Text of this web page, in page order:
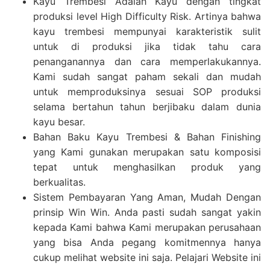
produksi level High Difficulty Risk. Artinya bahwa
kayu trembesi mempunyai karakteristik sulit
untuk di produksi jika tidak tahu cara
penanganannya dan cara memperlakukannya.
Kami sudah sangat paham sekali dan mudah
untuk memproduksinya sesuai SOP produksi
selama bertahun tahun berjibaku dalam dunia
kayu besar.
Bahan Baku Kayu Trembesi & Bahan Finishing
yang Kami gunakan merupakan satu komposisi
tepat untuk menghasilkan produk yang
berkualitas.
Sistem Pembayaran Yang Aman, Mudah Dengan
prinsip Win Win. Anda pasti sudah sangat yakin
kepada Kami bahwa Kami merupakan perusahaan
yang bisa Anda pegang komitmennya hanya
cukup melihat website ini saja. Pelajari Website ini